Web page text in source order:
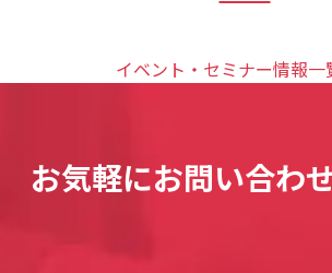
イベント・セミナー情報一
お気軽にお問い合わ